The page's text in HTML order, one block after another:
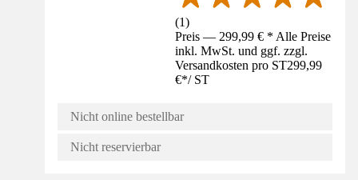
(1)
Preis — 299,99 € * Alle Preise
inkl. MwSt. und ggf. zzgl.
Versandkosten pro ST299,99
€*/ ST
Nicht online bestellbar
Nicht reservierbar